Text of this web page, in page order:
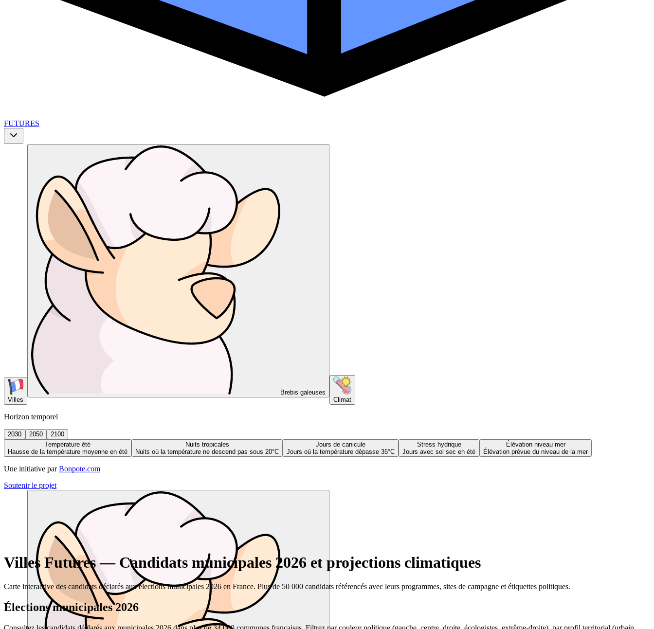
FUTURES
Villes
Brebis galeuses
Climat
Horizon temporel
2030 2050
2100
Température été
Hausse de la température moyenne en été
Nuits tropicales
Nuits où la température ne descend pas sous 20°C
Jours de canicule
Jours où la température dépasse 35°C
Stress hydrique
Jours avec sol sec en été
Élévation niveau mer
Élévation prévue du niveau de la mer
Une initiative par Bonpote.com
Soutenir le projet
Villes Futures — Candidats municipales 2026 et projections climatiques
Carte interactive des candidats déclarés aux élections municipales 2026 en France. Plus de 50 000 candidats référencés avec leurs programmes, sites de campagne et étiquettes politiques.
Élections municipales 2026